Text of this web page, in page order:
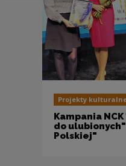
Projekty
Kampania
do
Polskiej"